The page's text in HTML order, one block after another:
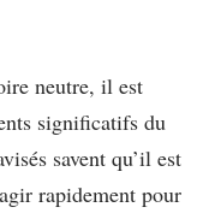
neutre, il est
significatifs du
savent qu’il est
rapidement pour